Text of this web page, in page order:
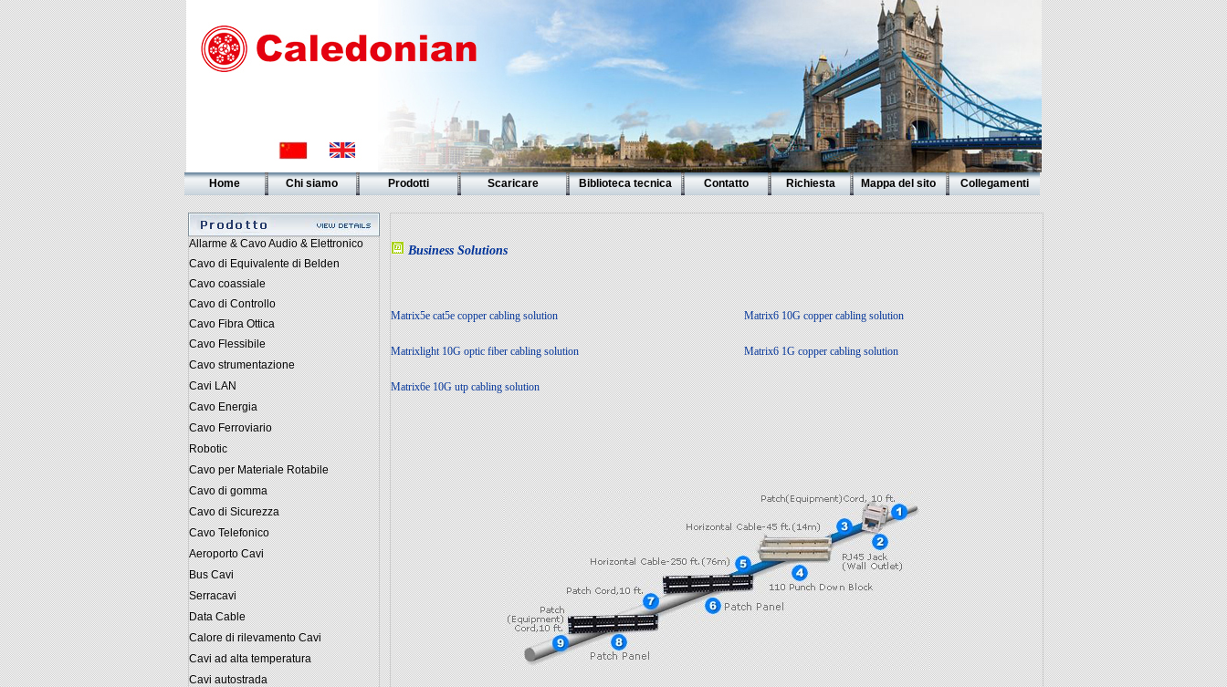
Home Chi siamo Prodotti Scaricare Biblioteca tecnica Contatto Richiesta Mappa del sito Collegamenti
Allarme & Cavo Audio & Elettronico
Cavo di Equivalente di Belden
Cavo coassiale
Cavo di Controllo
Cavo Fibra Ottica
Cavo Flessibile
Cavo strumentazione
Cavi LAN
Cavo Energia
Cavo Ferroviario
Robotic
Cavo per Materiale Rotabile
Cavo di gomma
Cavo di Sicurezza
Cavo Telefonico
Aeroporto Cavi
Bus Cavi
Serracavi
Data Cable
Calore di rilevamento Cavi
Cavi ad alta temperatura
Cavi autostrada
Business Solutions
Matrix5e cat5e copper cabling solution Matrix6 10G copper cabling solution
Matrixlight 10G optic fiber cabling solution Matrix6 1G copper cabling solution
Matrix6e 10G utp cabling solution